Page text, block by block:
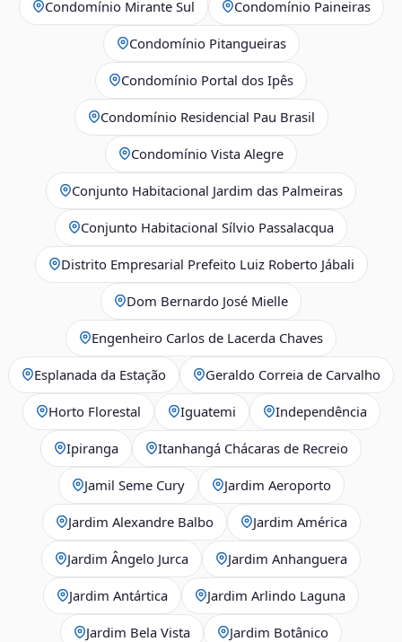
Condomínio Mirante Sul Condomínio Paineiras
Condomínio Pitangueiras
Condomínio Portal dos Ipês
Condomínio Residencial Pau Brasil
Condomínio Vista Alegre
Conjunto Habitacional Jardim das Palmeiras
Conjunto Habitacional Sílvio Passalacqua
Distrito Empresarial Prefeito Luiz Roberto Jábali
Dom Bernardo José Mielle
Engenheiro Carlos de Lacerda Chaves
Esplanada da Estação Geraldo Correia de Carvalho
Horto Florestal Iguatemi Independência
Ipiranga Itanhangá Chácaras de Recreio
Jamil Seme Cury Jardim Aeroporto
Jardim Alexandre Balbo Jardim América
Jardim Ângelo Jurca Jardim Anhanguera
Jardim Antártica Jardim Arlindo Laguna
Jardim Bela Vista Jardim Botânico